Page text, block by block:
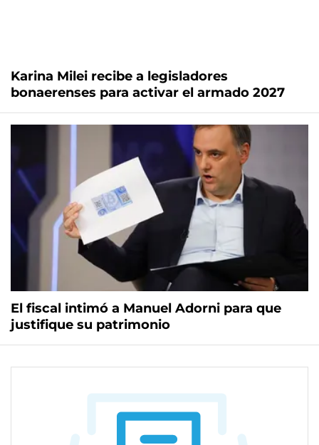
Karina Milei recibe a legisladores
bonaerenses para activar el armado 2027
El fiscal intimó a Manuel Adorni para que
justifique su patrimonio